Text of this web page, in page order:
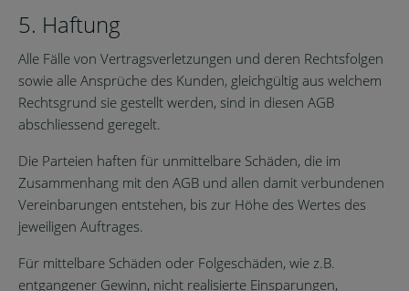
5. Haftung
Alle Fälle von Vertragsverletzungen und deren Rechtsfolgen
sowie alle Ansprüche des Kunden, gleichgültig aus welchem
Rechtsgrund sie gestellt werden, sind in diesen AGB
abschliessend geregelt.
Die Parteien haften für unmittelbare Schäden, die im
Zusammenhang mit den AGB und allen damit verbundenen
Vereinbarungen entstehen, bis zur Höhe des Wertes des
jeweiligen Auftrages.
Für mittelbare Schäden oder Folgeschäden, wie z.B.
entgangener Gewinn, nicht realisierte Einsparungen,